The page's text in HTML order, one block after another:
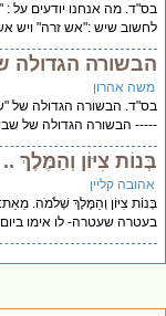
מה אנחנו יודעים על :
שיש :"אש זרה" ויש אש
הגדולה
אהרון
הבשורה הגדולה של
הבשורה הגדולה של
צִיּוֹן וְהַמֶּלֶךְ ..
קליין
צִיּוֹן וְהַמֶּלֶךְ שְׁלֹמֹה. מֵאֵת:
שעטרה- לו אימו ביום